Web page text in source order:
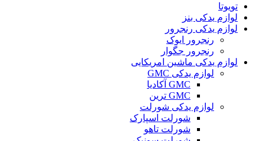
تویوتا
لوازم یدکی بنز
لوازم یدکی رنجرور
رنجرور ایوک
رنجرور جگوار
لوازم یدکی ماشین امریکایی
لوازم یدکی GMC
GMC آکادیا
GMC ترین
لوازم یدکی شورلت
شورلت اسپارک
شورلت تاهو